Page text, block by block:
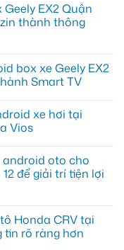
EX2 Quận
thành thông
box xe Geely EX2
Smart TV
xe hơi tại
Vios
oto cho
để giải trí tiện lợi
Honda CRV tại
tin rõ ràng hơn